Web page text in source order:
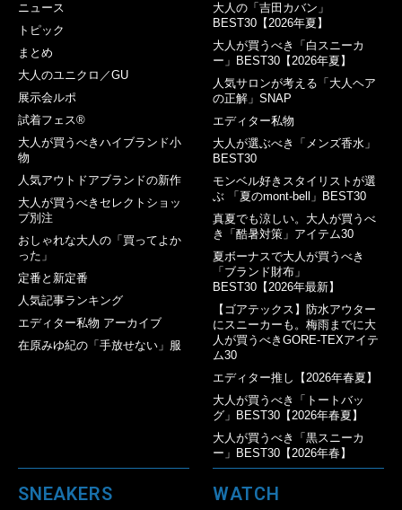
ニュース
トピック
まとめ
大人のユニクロ／GU
展示会ルポ
試着フェス®︎
大人が買うべきハイブランド小
物
人気アウトドアブランドの新作
大人が買うべきセレクトショッ
プ別注
おしゃれな大人の「買ってよか
った」
定番と新定番
人気記事ランキング
エディター私物 アーカイブ
在原みゆ紀の「手放せない」服
大人の「吉田カバン」
BEST30【2026年夏】
大人が買うべき「白スニーカ
ー」BEST30【2026年夏】
人気サロンが考える「大人ヘア
の正解」SNAP
エディター私物
大人が選ぶべき「メンズ香水」
BEST30
モンベル好きスタイリストが選
ぶ 「夏のmont-bell」BEST30
真夏でも涼しい。大人が買うべ
き「酷暑対策」アイテム30
夏ボーナスで大人が買うべき
「ブランド財布」
BEST30【2026年最新】
【ゴアテックス】防水アウター
にスニーカーも。梅雨までに大
人が買うべきGORE-TEXアイテ
ム30
エディター推し【2026年春夏】
大人が買うべき「トートバッ
グ」BEST30【2026年春夏】
大人が買うべき「黒スニーカ
ー」BEST30【2026年春】
SNEAKERS WATCH